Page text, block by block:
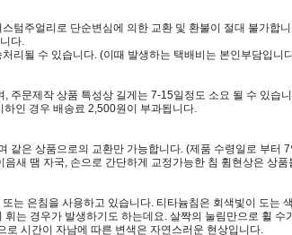
텀주얼리로 단순변심에 의한 교환 및 환불이 절대 불가합
다.
리될 수 있습니다. (이때 발생하는 택배비는 본인부담입니
주문제작 상품 특성상 길게는 7-15일정도 소요 될 수 있
인 경우 배송료 2,500원이 부과됩니다.
같은 상품으로의 교환만 가능합니다. (제품 수령일로 부
음새 땜 자국, 손으로 간단하게 교정가능한 침 휨현상은 상
는 은침을 사용하고 있습니다. 티타늄침은 회색빛이 도는
휘는 경우가 발생하기도 하는데요. 살짝의 눌림만으로 휠
로 시간이 자남에 따른 변색은 자연스러운 현상입니다.